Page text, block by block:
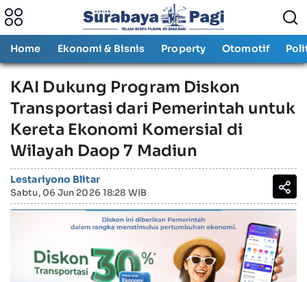
Home Ekonomi & Bisnis Property Otomotif
KAI Dukung Program Diskon
Transportasi dari Pemerintah untuk
Kereta Ekonomi Komersial di
Wilayah Daop 7 Madiun
Lestariyono Blitar
Sabtu, 06 Jun 2026 18:28 WIB